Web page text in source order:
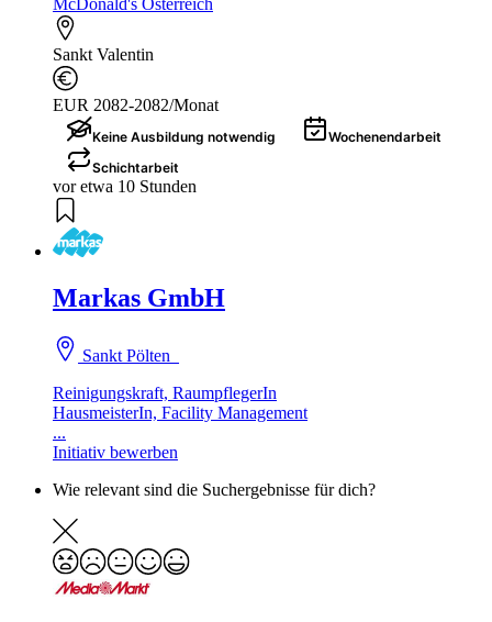
McDonald's Österreich
Sankt Valentin
EUR 2082-2082/Monat
Keine Ausbildung notwendig
Wochenendarbeit
Schichtarbeit
vor etwa 10 Stunden
Markas GmbH
Sankt Pölten
Reinigungskraft, RaumpflegerIn
HausmeisterIn, Facility Management
...
Initiativ bewerben
Wie relevant sind die Suchergebnisse für dich?